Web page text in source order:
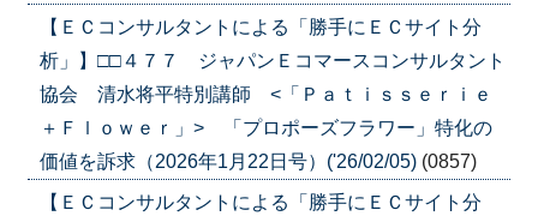
【ＥＣコンサルタントによる「勝手にＥＣサイト分
析」】□□４７７ ジャパンＥコマースコンサルタント
協会 清水将平特別講師 <「Ｐａｔｉｓｓｅｒｉｅ
＋Ｆｌｏｗｅｒ」> 「プロポーズフラワー」特化の
価値を訴求（2026年1月22日号）('26/02/05) (0857)
【ＥＣコンサルタントによる「勝手にＥＣサイト分